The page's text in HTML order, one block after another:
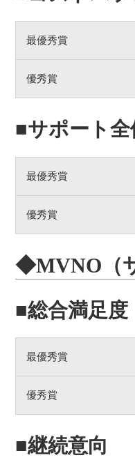
最優秀賞
優秀賞
■サポート全
最優秀賞
優秀賞
◆MVNO（
■総合満足度
最優秀賞
優秀賞
■継続意向